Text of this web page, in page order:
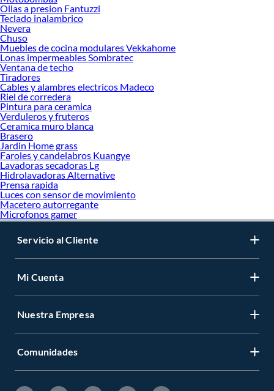
Ollas a presion Fantuzzi
Teclado inalambrico
Nevera
Chuso
Muebles de cocina modulares Vekkahome
Lonas impermeables Sombratec
Ventana de techo
Tiradores
Cables y alambres electricos Madeco
Riel de corredera
Pintura para ceramica
Verduleros y fruteros
Ceramica muro blanca
Brasero
Jardin Home grass
Faroles y candelabros Kuangye
Lavadoras secadoras Lg
Hidrolavadoras Alternative
Prensa rapida
Luces con sensor de movimiento
Macetero autorregante
Microfonos gamer
Servicio al Cliente
Mi Cuenta
Nuestra Empresa
Comunidades